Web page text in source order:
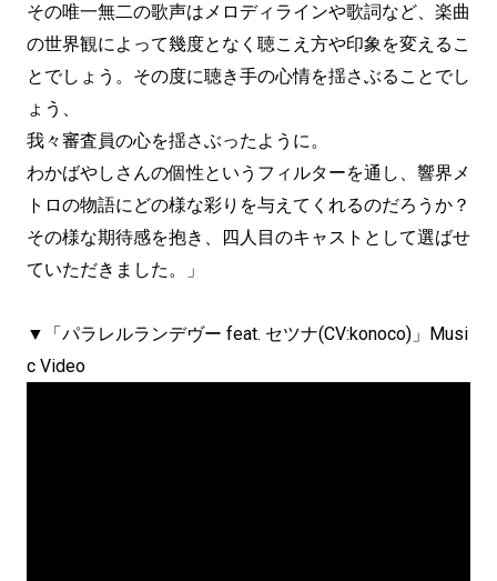
その唯一無二の歌声はメロディラインや歌詞など、楽曲
の世界観によって幾度となく聴こえ方や印象を変えるこ
とでしょう。その度に聴き手の心情を揺さぶることでし
ょう、
我々審査員の心を揺さぶったように。
わかばやしさんの個性というフィルターを通し、響界メ
トロの物語にどの様な彩りを与えてくれるのだろうか？
その様な期待感を抱き、四人目のキャストとして選ばせ
ていただきました。」
▼「パラレルランデヴー feat. セツナ(CV:konoco)」Musi
c Video